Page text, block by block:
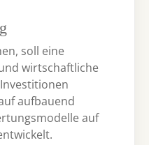
soll eine
wirtschaftliche
aufbauend
auf